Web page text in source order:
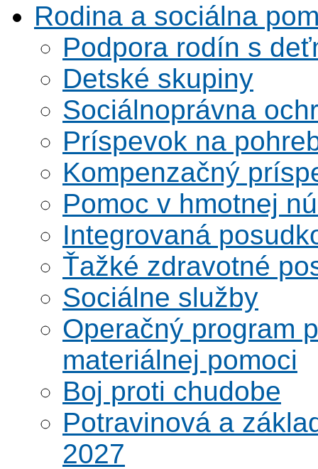
Rodina a sociálna
Podpora rodín s
Detské skupiny
Sociálnoprávna
Príspevok na
Kompenzačný
Pomoc v hmotnej
Integrovaná
Ťažké zdravotné
Sociálne služby
Operačný program
materiálnej pomoci
Boj proti chudobe
Potravinová a
2027